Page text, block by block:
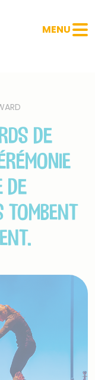
MENU
de
de
tombent